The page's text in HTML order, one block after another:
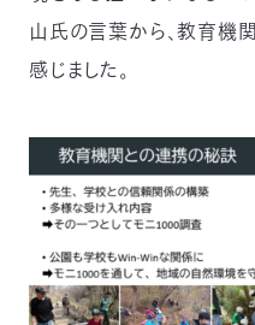
山氏の言葉から、教育機
感じました。